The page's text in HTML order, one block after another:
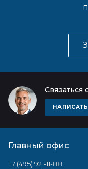
Связаться
НАПИСАТЬ
Главный офис
+7 (495) 921-11-88